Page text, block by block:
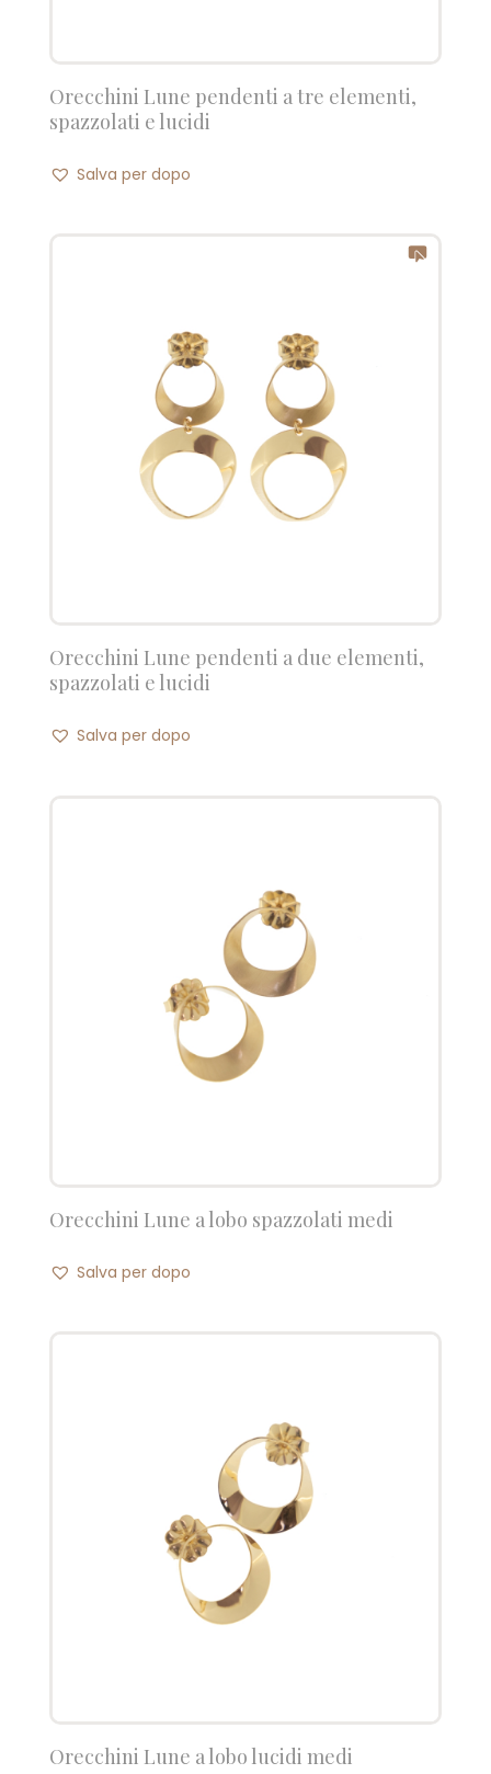
Orecchini Lune pendenti a tre elementi,
spazzolati e lucidi
Salva per dopo
Orecchini Lune pendenti a due elementi,
spazzolati e lucidi
Salva per dopo
Orecchini Lune a lobo spazzolati medi
Salva per dopo
Orecchini Lune a lobo lucidi medi